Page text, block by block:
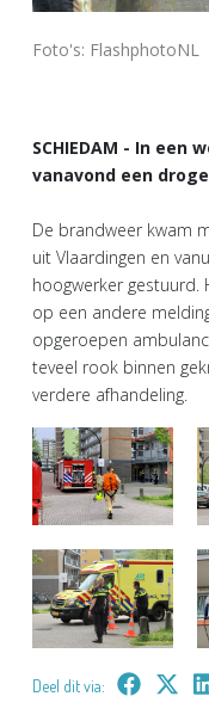
Foto's: FlashphotoNL
SCHIEDAM - In een
vanavond een
De brandweer kwam
uit Vlaardingen en
hoogwerker gestuurd.
op een andere
opgeroepen
teveel rook binnen
verdere afhandeling.
Deel dit via: